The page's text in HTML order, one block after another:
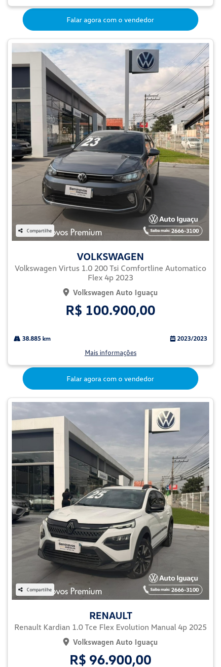
Falar agora com o vendedor
Compartilhe
VOLKSWAGEN
Volkswagen Virtus 1.0 200 Tsi Comfortline Automatico
Flex 4p 2023
Volkswagen Auto Iguaçu
R$ 100.900,00
38.885 km 2023/2023
Mais informações
Falar agora com o vendedor
Compartilhe
RENAULT
Renault Kardian 1.0 Tce Flex Evolution Manual 4p 2025
Volkswagen Auto Iguaçu
R$ 96.900,00